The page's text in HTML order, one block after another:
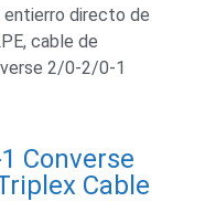
entierro directo de
cable de
2/0-2/0-1
Converse
Cable